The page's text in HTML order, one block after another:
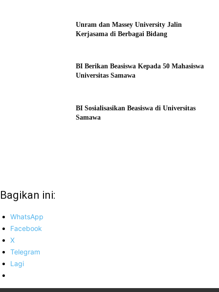
Unram dan Massey University Jalin
Kerjasama di Berbagai Bidang
BI Berikan Beasiswa Kepada 50 Mahasiswa
Universitas Samawa
BI Sosialisasikan Beasiswa di Universitas
Samawa
Bagikan ini:
WhatsApp
Facebook
X
Telegram
Lagi